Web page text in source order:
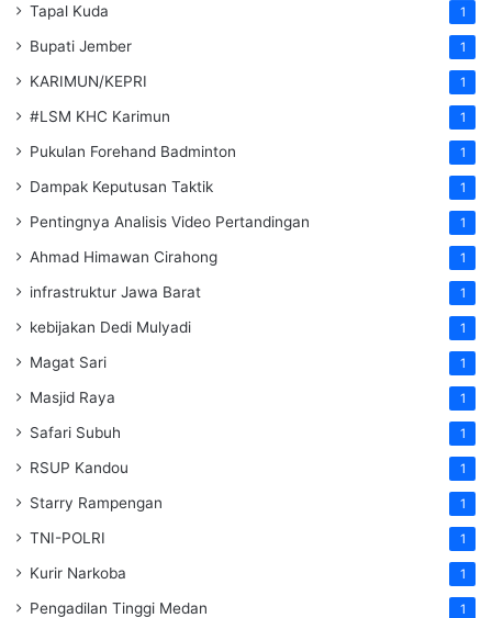
Tapal Kuda 1
Bupati Jember 1
KARIMUN/KEPRI 1
#LSM KHC Karimun 1
Pukulan Forehand Badminton 1
Dampak Keputusan Taktik 1
Pentingnya Analisis Video Pertandingan 1
Ahmad Himawan Cirahong 1
infrastruktur Jawa Barat 1
kebijakan Dedi Mulyadi 1
Magat Sari 1
Masjid Raya 1
Safari Subuh 1
RSUP Kandou 1
Starry Rampengan 1
TNI-POLRI 1
Kurir Narkoba 1
Pengadilan Tinggi Medan 1